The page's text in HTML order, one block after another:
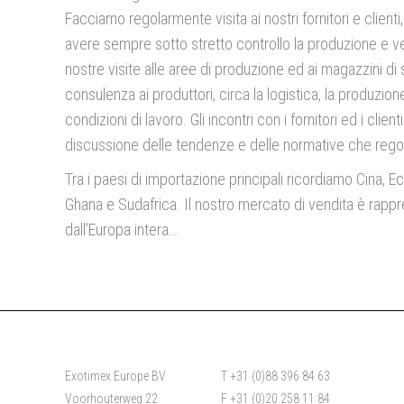
Facciamo regolarmente visita ai nostri fornitori e
avere sempre sotto stretto controllo la produzione e
nostre visite alle aree di produzione ed ai magazzini
consulenza ai produttori, circa la logistica, la
condizioni di lavoro. Gli incontri con i fornitori ed i
discussione delle tendenze e delle normative che
Tra i paesi di importazione principali ricordiamo Cina,
Ghana e Sudafrica. Il nostro mercato di vendita è
dall’Europa intera….
Exotimex Europe BV
Voorhouterweg 22
T +31 (0)88 396 84 63
F +31 (0)20 258 11 84